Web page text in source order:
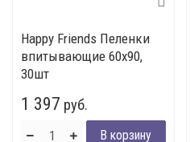
Happy Friends Пеленки
впитывающие 60х90,
30шт
1 397 руб.